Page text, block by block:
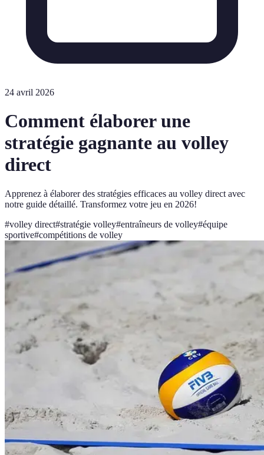
24 avril 2026
Comment élaborer une
stratégie gagnante au volley
direct
Apprenez à élaborer des stratégies efficaces au volley direct avec
notre guide détaillé. Transformez votre jeu en 2026!
#volley direct#stratégie volley#entraîneurs de volley#équipe
sportive#compétitions de volley